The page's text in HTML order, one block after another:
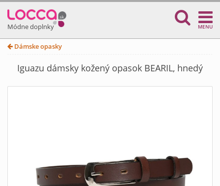
Módne doplnky MENU
Dámske opasky
Iguazu dámsky kožený opasok BEARIL, hnedý